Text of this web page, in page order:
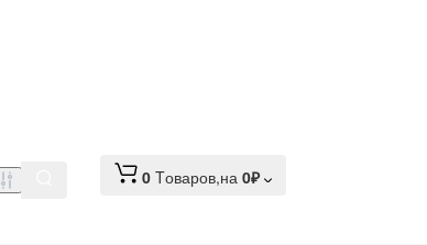
0 Tоваров,на 0₽